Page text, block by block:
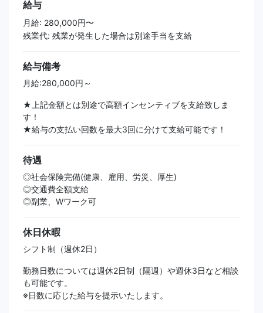
給与
月給: 280,000円〜
残業代: 残業が発生した場合は別途手当を支給
給与備考
月給:280,000円～
★上記金額とは別途で高額インセンティブを支給致しま
す！
★給与の支払い回数を最大3回に分けて支給可能です！
待遇
◎社会保険完備(健康、雇用、労災、厚生)
◎交通費全額支給
◎副業、Wワーク可
休日休暇
シフト制（週休2日）
勤務日数については週休2日制（隔週）や週休3日など相談
も可能です。
※日数に応じた給与を提示いたします。